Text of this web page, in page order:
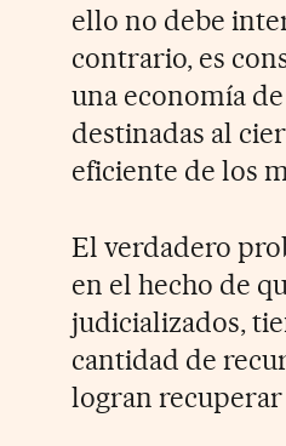
ello no debe
contrario, es
una economía
destinadas al
eficiente de los
El verdadero
en el hecho de
judicializados,
cantidad de
logran